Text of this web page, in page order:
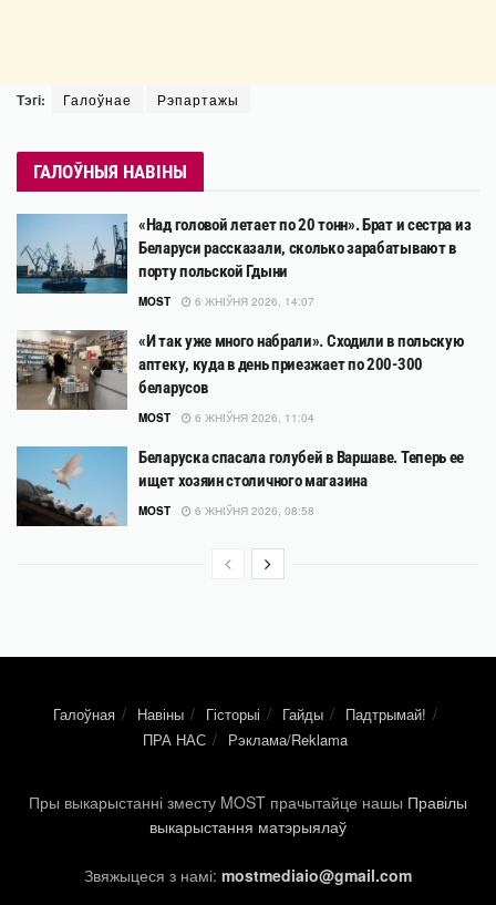
Тэгі: Галоўнае Рэпартажы
ГАЛОЎНЫЯ НАВІНЫ
«Над головой летает по 20 тонн». Брат и сестра из
Беларуси рассказали, сколько зарабатывают в
порту польской Гдыни
MOST 6 ЖНІЎНЯ 2026, 14:07
«И так уже много набрали». Сходили в польскую
аптеку, куда в день приезжает по 200-300
беларусов
MOST 6 ЖНІЎНЯ 2026, 11:04
Беларуска спасала голубей в Варшаве. Теперь ее
ищет хозяин столичного магазина
MOST 6 ЖНІЎНЯ 2026, 08:58
Галоўная Навіны Гісторыі Гайды
Падтрымай!
ПРА НАС
Рэклама/Reklama
Пры выкарыстанні зместу MOST прачытайце нашы Правілы
выкарыстання матэрыялаў
Звяжыцеся з намі: mostmediaio@gmail.com